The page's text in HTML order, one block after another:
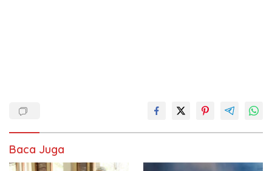
Baca Juga